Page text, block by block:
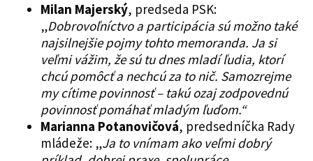
Milan Majerský, predseda PSK:
„Dobrovoľníctvo a participácia sú možno také
najsilnejšie pojmy tohto memoranda. Ja si
veľmi vážim, že sú tu dnes mladí ľudia, ktorí
chcú pomôcť a nechcú za to nič. Samozrejme
my cítime povinnosť – takú ozaj zodpovednú
povinnosť pomáhať mladým ľuďom.“
Marianna Potanovičová, predsedníčka Rady
mládeže: „Ja to vnímam ako veľmi dobrý